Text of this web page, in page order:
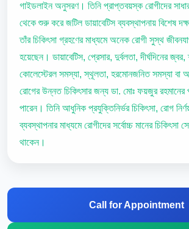
গাইডলাইন অনুসরণ। তিনি প্রাপ্তবয়স্ক রোগীদের
থেকে শুরু করে জটিল ডায়াবেটিস ব্যবস্থাপনায় বিশেষ
তাঁর চিকিৎসা গ্রহণের মাধ্যমে অনেক রোগী সুস্থ
হয়েছেন। ডায়াবেটিস, প্রেসার, দুর্বলতা, দীর্ঘদিনের জ্বর,
কোলেস্টেরল সমস্যা, স্থূলতা, হরমোনজনিত সমস্যা বা
রোগের উন্নত চিকিৎসার জন্য ডা. মোঃ ফয়জুর রহমানের
পারেন। তিনি আধুনিক প্রযুক্তিনির্ভর চিকিৎসা, রোগ
ব্যবস্থাপনার মাধ্যমে রোগীদের সর্বোচ্চ মানের চিকিৎসা
থাকেন।
Call for Appointment